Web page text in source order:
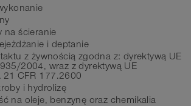
na ścieranie
i deptanie
z żywnością zgodna z: dyrektywą UE
2004, wraz z dyrektywą UE
CFR 177.2600
i hydrolizę
na oleje, benzynę oraz chemikalia